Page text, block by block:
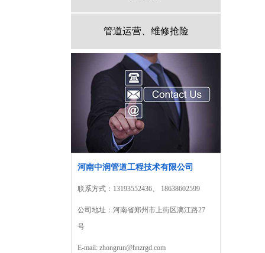
管道运营、维修抢险
河南中润管道工程技术有限公司
联系方式：13193552436、 18638602599
公司地址：河南省郑州市上街区漓江路27
号
E-mail: zhongrun@hnzrgd.com